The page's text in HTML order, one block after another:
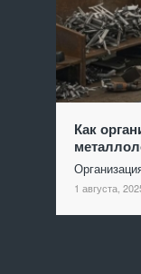
Как
1 августа,